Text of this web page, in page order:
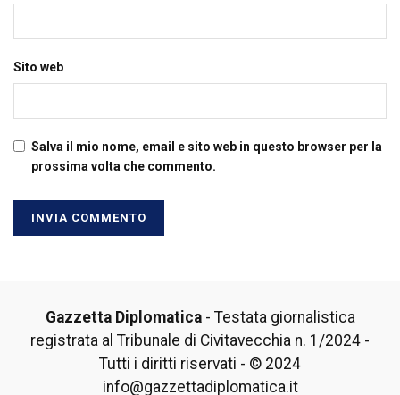
Sito web
Salva il mio nome, email e sito web in questo browser per la
prossima volta che commento.
Gazzetta Diplomatica- Testata giornalistica
registrata al Tribunale di Civitavecchia n. 1/2024 -
Tutti i diritti riservati - © 2024
info@gazzettadiplomatica.it